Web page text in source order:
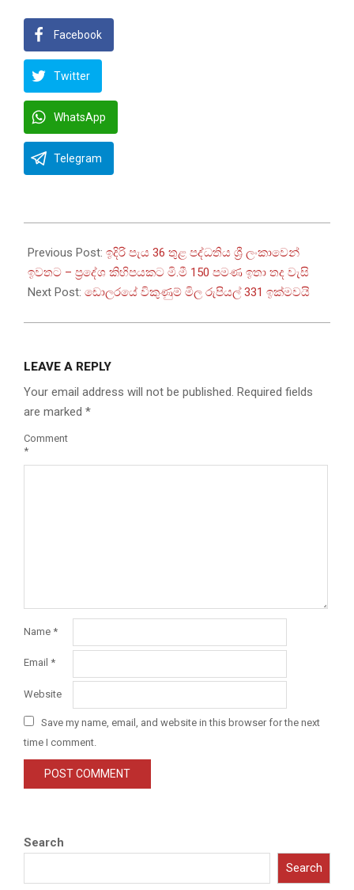
Facebook
Twitter
WhatsApp
Telegram
05-
15
Previous Post: ඉදිරි පැය 36 තුළ පද්ධතිය ශ්‍රී ලංකාවෙන්
ඉවතට – ප්‍රදේශ කිහිපයකට මි.මී 150 පමණ ඉතා තද වැසි
Next Post: ඩොලරයේ විකුණුම් මිල රුපියල් 331 ඉක්මවයි
LEAVE A REPLY
Your email address will not be published. Required fields
are marked *
Comment
*
Name *
Email *
Website
Save my name, email, and website in this browser for the next
time I comment.
Search
Search